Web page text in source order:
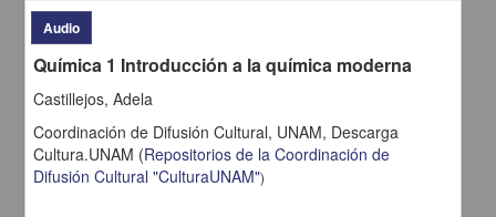
Audio
Química 1 Introducción a la química moderna
Castillejos, Adela
Coordinación de Difusión Cultural, UNAM, Descarga
Cultura.UNAM (Repositorios de la Coordinación de
Difusión Cultural "CulturaUNAM")